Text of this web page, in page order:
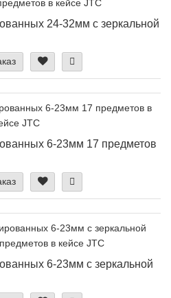
24-32мм с зеркальной
6-23мм 17 предметов
6-23мм с зеркальной